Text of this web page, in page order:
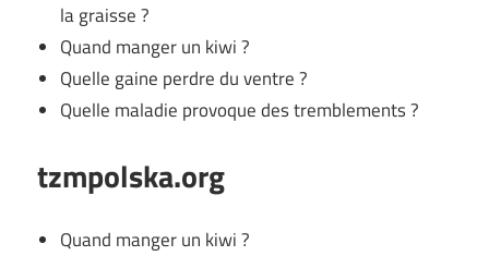
la graisse ?
Quand manger un kiwi ?
Quelle gaine perdre du ventre ?
Quelle maladie provoque des tremblements ?
tzmpolska.org
Quand manger un kiwi ?